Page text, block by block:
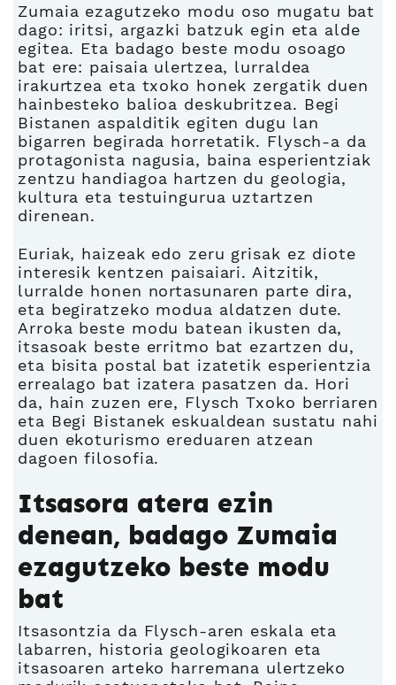
Zumaia ezagutzeko modu oso mugatu bat
dago: iritsi, argazki batzuk egin eta alde
egitea. Eta badago beste modu osoago
bat ere: paisaia ulertzea, lurraldea
irakurtzea eta txoko honek zergatik duen
hainbesteko balioa deskubritzea. Begi
Bistanen aspalditik egiten dugu lan
bigarren begirada horretatik. Flysch-a da
protagonista nagusia, baina esperientziak
zentzu handiagoa hartzen du geologia,
kultura eta testuingurua uztartzen
direnean.
Euriak, haizeak edo zeru grisak ez diote
interesik kentzen paisaiari. Aitzitik,
lurralde honen nortasunaren parte dira,
eta begiratzeko modua aldatzen dute.
Arroka beste modu batean ikusten da,
itsasoak beste erritmo bat ezartzen du,
eta bisita postal bat izatetik esperientzia
errealago bat izatera pasatzen da. Hori
da, hain zuzen ere, Flysch Txoko berriaren
eta Begi Bistanek eskualdean sustatu nahi
duen ekoturismo ereduaren atzean
dagoen filosofia.
Itsasora atera ezin
denean, badago Zumaia
ezagutzeko beste modu
bat
Itsasontzia da Flysch-aren eskala eta
labarren, historia geologikoaren eta
itsasoaren arteko harremana ulertzeko